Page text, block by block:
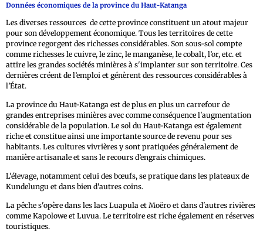
Données économiques de la province du Haut-Katanga
Les diverses ressources de cette province constituent un atout majeur
pour son développement économique. Tous les territoires de cette
province regorgent des richesses considérables. Son sous-sol compte
comme richesses le cuivre, le zinc, le manganèse, le cobalt, l’or, etc. et
attire les grandes sociétés minières à s'implanter sur son territoire. Ces
dernières créent de l’emploi et génèrent des ressources considérables à
l’État.
La province du Haut-Katanga est de plus en plus un carrefour de
grandes entreprises minières avec comme conséquence l'augmentation
considérable de la population. Le sol du Haut-Katanga est également
riche et constitue ainsi une importante source de revenu pour ses
habitants. Les cultures vivrières y sont pratiquées généralement de
manière artisanale et sans le recours d’engrais chimiques.
L'élevage, notamment celui des bœufs, se pratique dans les plateaux de
Kundelungu et dans bien d'autres coins.
La pêche s'opère dans les lacs Luapula et Moëro et dans d'autres rivières
comme Kapolowe et Luvua. Le territoire est riche également en réserves
touristiques.